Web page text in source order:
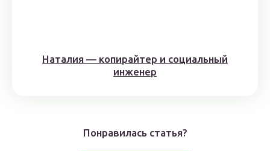
Наталия — копирайтер и социальный
инженер
Понравилась статья?